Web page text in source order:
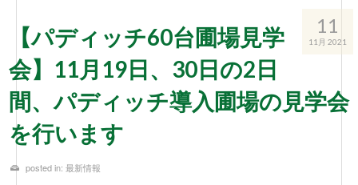
11
11月 2021
【パディッチ60台圃場見学
会】11月19日、30日の2日
間、パディッチ導入圃場の見学会
を行います
posted in: 最新情報